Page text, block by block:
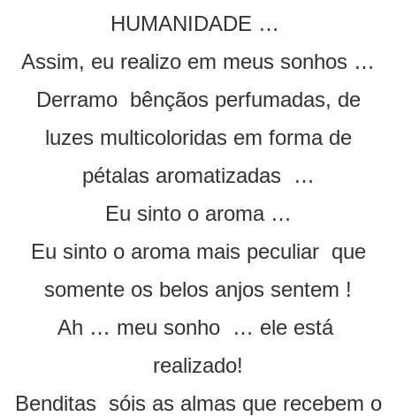
HUMANIDADE …
Assim, eu realizo em meus sonhos …
Derramo bênçãos perfumadas, de
luzes multicoloridas em forma de
pétalas aromatizadas …
Eu sinto o aroma …
Eu sinto o aroma mais peculiar que
somente os belos anjos sentem !
Ah … meu sonho … ele está
realizado!
Benditas sóis as almas que recebem o